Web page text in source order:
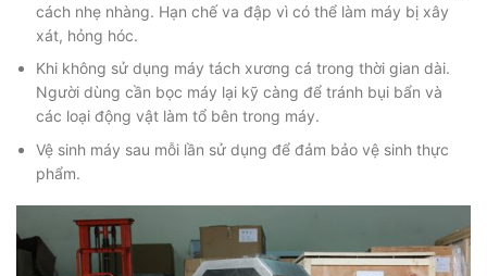
cách nhẹ nhàng. Hạn chế va đập vì có thể làm máy bị xây
xát, hỏng hóc.
Khi không sử dụng máy tách xương cá trong thời gian dài.
Người dùng cần bọc máy lại kỹ càng để tránh bụi bẩn và
các loại động vật làm tổ bên trong máy.
Vệ sinh máy sau mỗi lần sử dụng để đảm bảo vệ sinh thực
phẩm.